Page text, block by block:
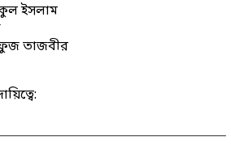
ইসলাম
তাজবীর